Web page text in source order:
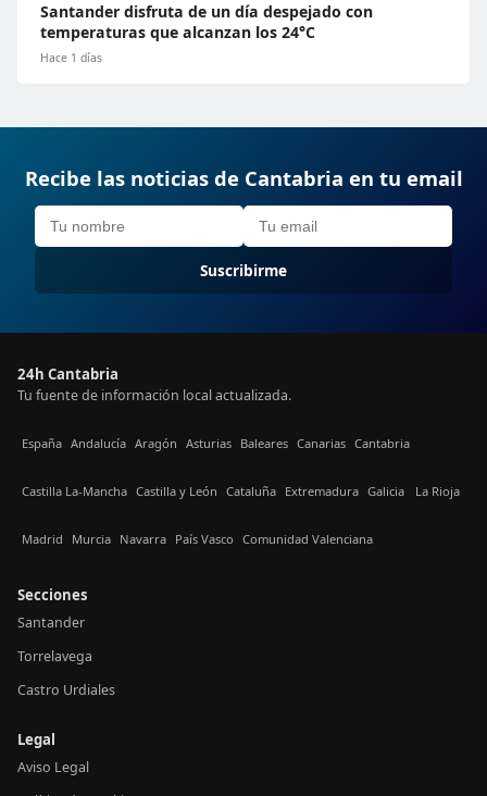
Santander disfruta de un día despejado con
temperaturas que alcanzan los 24°C
Hace 1 días
Recibe las noticias de Cantabria en tu email
Suscribirme
24h Cantabria
Tu fuente de información local actualizada.
España Andalucía Aragón Asturias Baleares Canarias Cantabria
Castilla La-Mancha Castilla y León Cataluña Extremadura Galicia La Rioja
Madrid Murcia Navarra País Vasco Comunidad Valenciana
Secciones
Santander
Torrelavega
Castro Urdiales
Legal
Aviso Legal